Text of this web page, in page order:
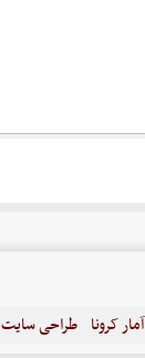
آمار کرونا طراحی سایت